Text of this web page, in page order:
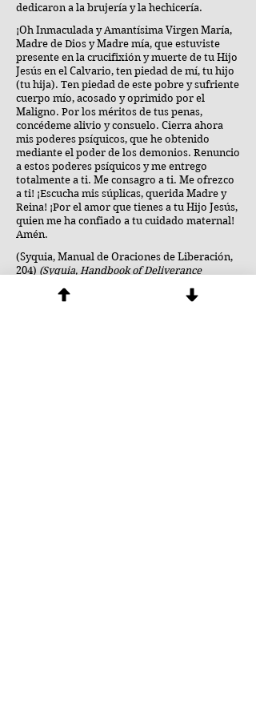
dedicaron a la brujería y la hechicería.
¡Oh Inmaculada y Amantísima Virgen María,
Madre de Dios y Madre mía, que estuviste
presente en la crucifixión y muerte de tu Hijo
Jesús en el Calvario, ten piedad de mí, tu hijo
(tu hija). Ten piedad de este pobre y sufriente
cuerpo mío, acosado y oprimido por el
Maligno. Por los méritos de tus penas,
concédeme alivio y consuelo. Cierra ahora
mis poderes psíquicos, que he obtenido
mediante el poder de los demonios. Renuncio
a estos poderes psíquicos y me entrego
totalmente a ti. Me consagro a ti. Me ofrezco
a ti! ¡Escucha mis súplicas, querida Madre y
Reina! ¡Por el amor que tienes a tu Hijo Jesús,
quien me ha confiado a tu cuidado maternal!
Amén.
(Syquia, Manual de Oraciones de Liberación,
204) (Syquia, Handbook of Deliverance